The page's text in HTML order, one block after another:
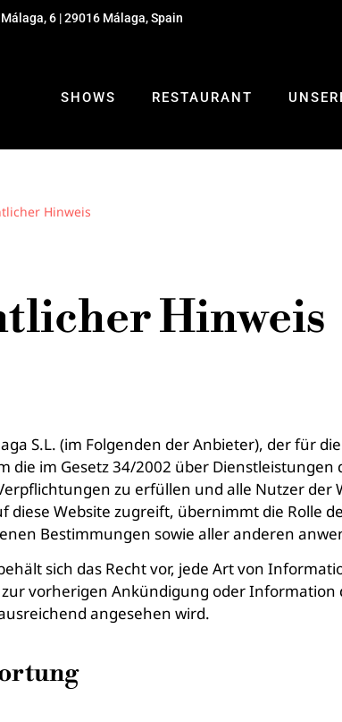
6 | 29016 Málaga, Spain
SHOWS RESTAURANT
Hinweis
Hinweis
S.L. (im Folgenden der Anbieter), der für
die im Gesetz 34/2002 über
zu erfüllen und alle Nutzer der
diese Website zugreift, übernimmt die Rolle
Bestimmungen sowie aller anderen
sich das Recht vor, jede Art von
vorherigen Ankündigung oder
angesehen wird.